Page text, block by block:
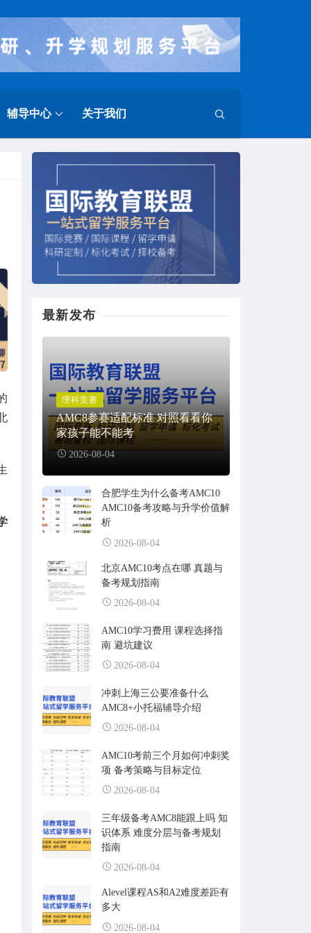
辅导中心 关于我们
最新发布
理科竞赛
AMC8参赛适配标准 对照看看你
家孩子能不能考
2026-08-04
合肥学生为什么备考AMC10
AMC10备考攻略与升学价值解
析
2026-08-04
北京AMC10考点在哪 真题与
备考规划指南
2026-08-04
AMC10学习费用 课程选择指
南 避坑建议
2026-08-04
冲刺上海三公要准备什么
AMC8+小托福辅导介绍
2026-08-04
AMC10考前三个月如何冲刺奖
项 备考策略与目标定位
2026-08-04
三年级备考AMC8能跟上吗 知
识体系 难度分层与备考规划
指南
2026-08-04
Alevel课程AS和A2难度差距有
多大
2026-08-04